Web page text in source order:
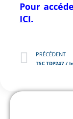
Pour
ICI.
PRÉCÉDENT